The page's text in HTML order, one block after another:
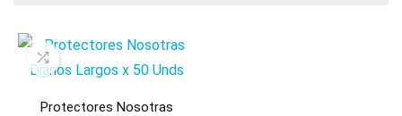
Protectores Nosotras